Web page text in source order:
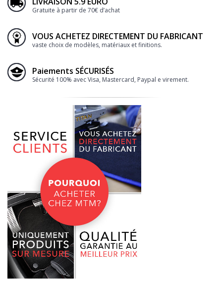
Gratuite à partir de 70€ d’achat
VOUS ACHETEZ DIRECTEMENT DU FABRICANT
vaste choix de modèles, matériaux et finitions.
Paiements SÉCURISÉS
Sécurité 100% avec Visa, Mastercard, Paypal e virement.